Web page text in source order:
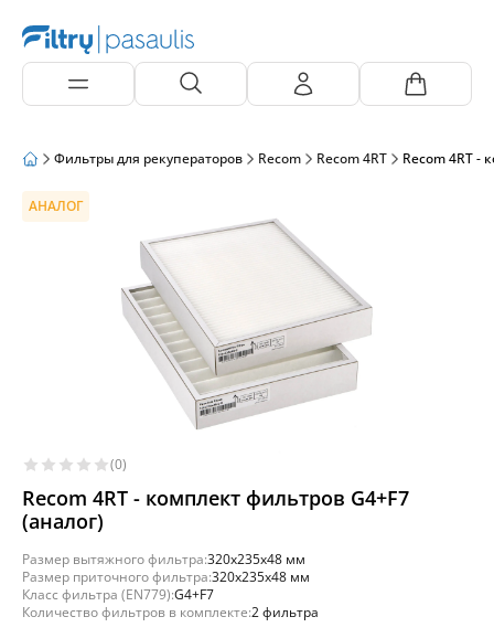
Фильтры для рекуператоров Recom Recom 4RT Recom 4RT -
АНАЛОГ
(0)
Recom 4RT - комплект фильтров G4+F7
(аналог)
Размер вытяжного фильтра:320x235x48 мм
Размер приточного фильтра:320x235x48 мм
Класс фильтра (EN779):G4+F7
Количество фильтров в комплекте:2 фильтра